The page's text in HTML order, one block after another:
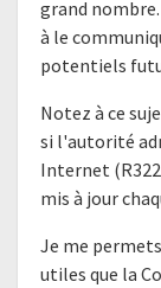
grand
à le
potentiels
Notez à ce
si l'autorité
Internet
mis à jour
Je me
utiles que la